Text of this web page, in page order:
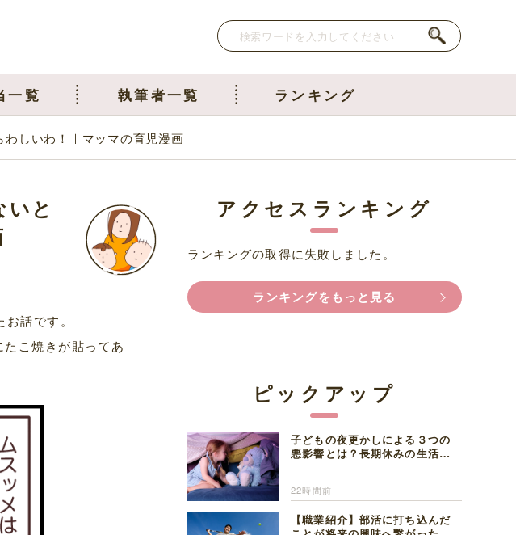
一覧 執筆者一覧 ランキング
しいわ！｜マッマの育児漫画
と
話です。
こ焼きが貼ってあ
アクセスランキング
ランキングの取得に失敗しました。
ランキングをもっと見る
ピックアップ
子どもの夜更かしによる３つの
悪影響とは？長期休みの生活リ
22時間前
【職業紹介】部活に打ち込んだ